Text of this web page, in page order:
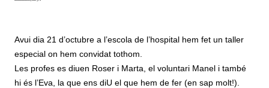
Avui dia 21 d’octubre a l’escola de l’hospital hem fet un taller
especial on hem convidat tothom.
Les profes es diuen Roser i Marta, el voluntari Manel i també
hi és l’Eva, la que ens diU el que hem de fer (en sap molt!).